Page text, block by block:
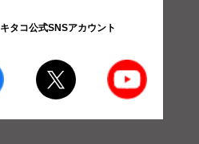
キタコ公式SNSアカウント